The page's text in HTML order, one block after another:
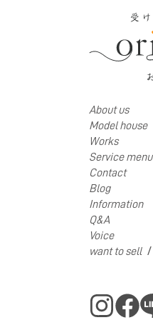
About us
Model house
Works
Service menu
Contact
Blog
Information
Q&A
Voice
want to sell /